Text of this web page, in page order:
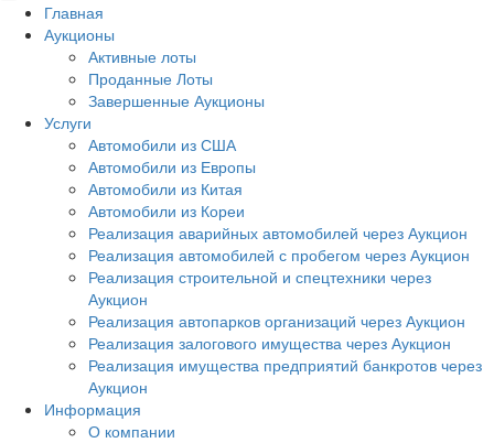
Главная
Аукционы
Активные лоты
Проданные Лоты
Завершенные Аукционы
Услуги
Автомобили из США
Автомобили из Европы
Автомобили из Китая
Автомобили из Кореи
Реализация аварийных автомобилей через Аукцион
Реализация автомобилей с пробегом через Аукцион
Реализация строительной и спецтехники через
Аукцион
Реализация автопарков организаций через Аукцион
Реализация залогового имущества через Аукцион
Реализация имущества предприятий банкротов через
Аукцион
Информация
О компании